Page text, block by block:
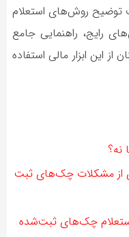
توضیح روش‌های استعلام
راهنمایی جامع
از این ابزار مالی استفاده
نه؟
از مشکلات چک‌های ثبت
چک‌های ثبت‌شده